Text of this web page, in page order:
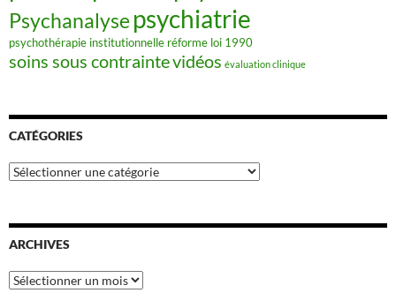
Psychanalyse psychiatrie
psychothérapie institutionnelle réforme loi 1990
soins sous contraintevidéos évaluation clinique
CATÉGORIES
Catégories
ARCHIVES
Archives